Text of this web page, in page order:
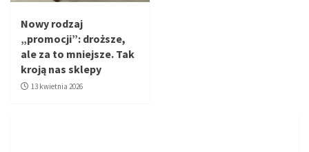
Nowy rodzaj
„promocji”: droższe,
ale za to mniejsze. Tak
kroją nas sklepy
13 kwietnia 2026